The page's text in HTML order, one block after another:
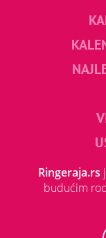
Ringeraja.rs
budućim